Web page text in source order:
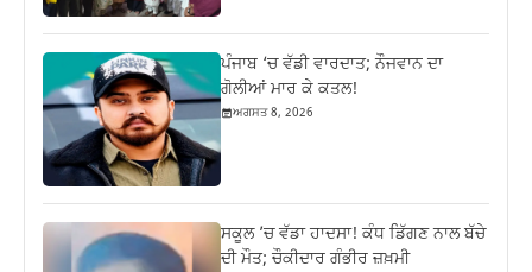
ਪੰਜਾਬ ‘ਚ ਵੱਡੀ ਵਾਰਦਾਤ; ਨੌਜਵਾਨ ਦਾ
ਗੋਲੀਆਂ ਮਾਰ ਕੇ ਕਤਲ!
ਅਗਸਤ 8, 2026
ਸਕੂਲ ’ਚ ਵੱਡਾ ਹਾਦਸਾ! ਕੰਧ ਡਿੱਗਣ ਨਾਲ ਬੱਚੇ
ਦੀ ਮੌਤ; ਚੌਕੀਦਾਰ ਗੰਭੀਰ ਜ਼ਖ਼ਮੀ